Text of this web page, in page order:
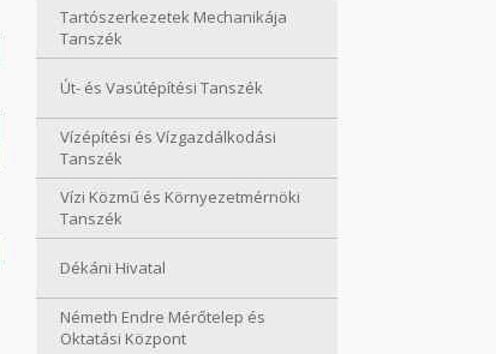
Tartószerkezetek Mechanikája
Tanszék
Út- és Vasútépítési Tanszék
Vízépítési és Vízgazdálkodási
Tanszék
Vízi Közmű és Környezetmérnöki
Tanszék
Dékáni Hivatal
Németh Endre Mérőtelep és
Oktatási Központ